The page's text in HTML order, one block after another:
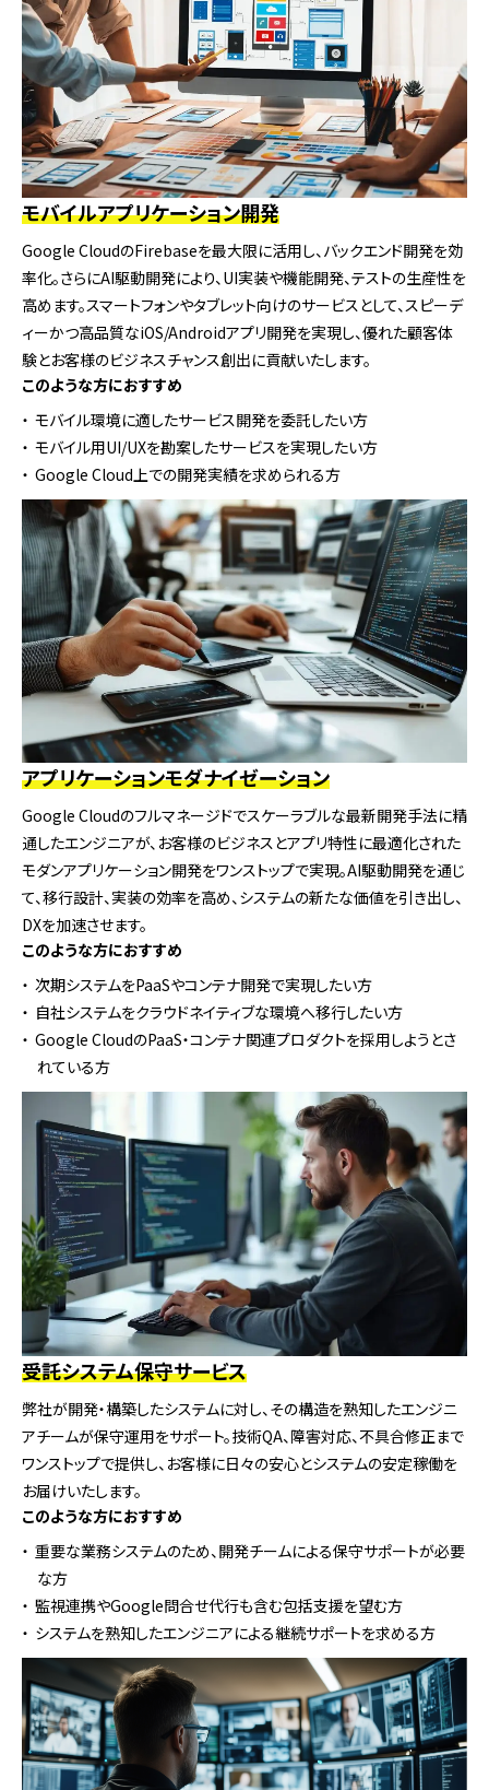
モバイルアプリケーション開発
Google CloudのFirebaseを最大限に活用し、バックエンド開発を効
率化。さらにAI駆動開発により、UI実装や機能開発、テストの生産性を
高めます。スマートフォンやタブレット向けのサービスとして、スピーデ
ィーかつ高品質なiOS/Androidアプリ開発を実現し、優れた顧客体
験とお客様のビジネスチャンス創出に貢献いたします。
このような方におすすめ
モバイル環境に適したサービス開発を委託したい方
モバイル用UI/UXを勘案したサービスを実現したい方
Google Cloud上での開発実績を求められる方
アプリケーションモダナイゼーション
Google Cloudのフルマネージドでスケーラブルな最新開発手法に精
通したエンジニアが、お客様のビジネスとアプリ特性に最適化された
モダンアプリケーション開発をワンストップで実現。AI駆動開発を通じ
て、移行設計、実装の効率を高め、システムの新たな価値を引き出し、
DXを加速させます。
このような方におすすめ
次期システムをPaaSやコンテナ開発で実現したい方
自社システムをクラウドネイティブな環境へ移行したい方
Google CloudのPaaS・コンテナ関連プロダクトを採用しようとさ
れている方
受託システム保守サービス
弊社が開発・構築したシステムに対し、その構造を熟知したエンジニ
アチームが保守運用をサポート。技術QA、障害対応、不具合修正まで
ワンストップで提供し、お客様に日々の安心とシステムの安定稼働を
お届けいたします。
このような方におすすめ
重要な業務システムのため、開発チームによる保守サポートが必要
な方
監視連携やGoogle問合せ代行も含む包括支援を望む方
システムを熟知したエンジニアによる継続サポートを求める方